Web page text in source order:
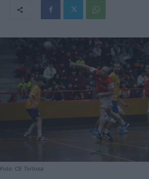
Foto: CE Tortosa